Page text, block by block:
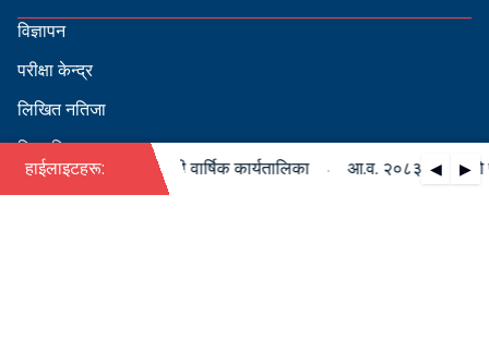
विज्ञापन
परीक्षा केन्द्र
लिखित नतिजा
सिफारिस
हाईलाइटहरू: ◀ ▶
०८४ को पदपूर्ति सम्बन्धी वार्षिक कार्यतालिका आ.व. २०८३/०८४ को